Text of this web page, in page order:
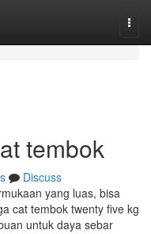
tembok
Discuss
yang luas, bisa
cat tembok twenty five kg
untuk daya sebar